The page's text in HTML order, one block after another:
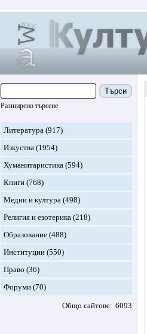
Търси
Разширено търсене
Литература (917)
Изкуства (1954)
Хуманитаристика (594)
Книги (768)
Медии и култура (498)
Религия и езотерика (218)
Образование (488)
Институции (550)
Право (36)
Форуми (70)
Общо сайтове 6093